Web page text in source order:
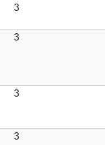
3
3
3
3